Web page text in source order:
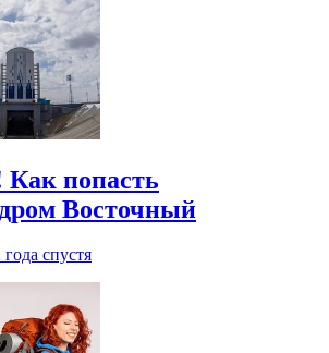
Как попасть
Восточный
года спустя